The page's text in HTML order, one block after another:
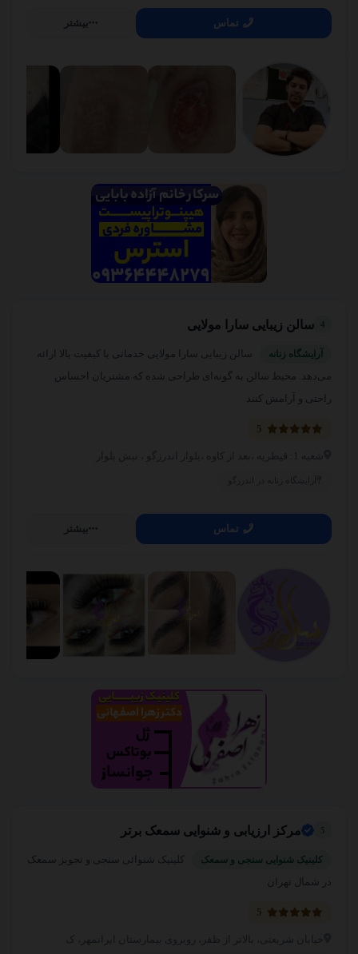
تماس بیشتر
4 سالن زیبایی سارا مولایی
آرایشگاه زنانه
سالن زیبایی سارا مولایی خدماتی با کیفیت بالا ارائه
می‌دهد. محیط سالن به گونه‌ای طراحی شده که مشتریان احساس
راحتی و آرامش کنند
تماس بیشتر
5 مرکز ارزیابی و شنوایی سمعک برتر
کلینیک شنوایی سنجی و سمعک
کلینیک شنوائی سنجی و تجویز سمعک
در شمال تهران